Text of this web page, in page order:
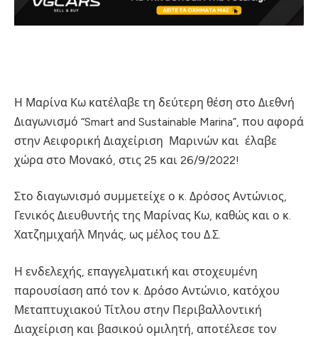
Η Μαρίνα Κω κατέλαβε τη δεύτερη θέση στο Διεθνή
Διαγωνισμό “Smart and Sustainable Marina”, που αφορά
στην Αειφορική Διαχείριση Μαρινών και έλαβε
χώρα στο Μονακό, στις 25 και 26/9/2022!
Στο διαγωνισμό συμμετείχε ο κ. Δρόσος Αντώνιος,
Γενικός Διευθυντής της Μαρίνας Κω, καθώς και ο κ.
Χατζημιχαήλ Μηνάς, ως μέλος του Δ.Σ.
Η ενδελεχής, επαγγελματική και στοχευμένη
παρουσίαση από τον κ. Δρόσο Αντώνιο, κατόχου
Μεταπτυχιακού Τίτλου στην Περιβαλλοντική
Διαχείριση και βασικού ομιλητή, αποτέλεσε τον